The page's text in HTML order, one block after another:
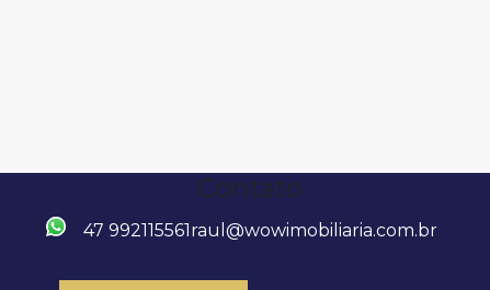
Contato
47 992115561 raul@wowimobiliaria.com.br